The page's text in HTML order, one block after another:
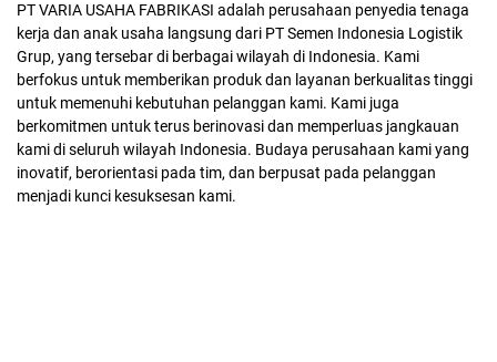
PT VARIA USAHA FABRIKASI adalah perusahaan penyedia tenaga
kerja dan anak usaha langsung dari PT Semen Indonesia Logistik
Grup, yang tersebar di berbagai wilayah di Indonesia. Kami
berfokus untuk memberikan produk dan layanan berkualitas tinggi
untuk memenuhi kebutuhan pelanggan kami. Kami juga
berkomitmen untuk terus berinovasi dan memperluas jangkauan
kami di seluruh wilayah Indonesia. Budaya perusahaan kami yang
inovatif, berorientasi pada tim, dan berpusat pada pelanggan
menjadi kunci kesuksesan kami.